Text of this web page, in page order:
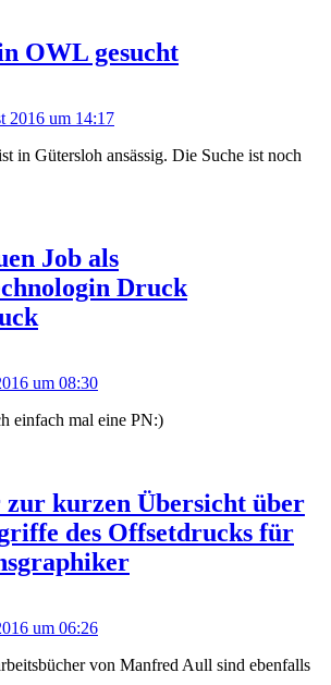
OWL gesucht
2016 um 14:17
in Gütersloh ansässig. Die Suche ist noch
Job als
Druck
um 08:30
einfach mal eine PN:)
kurzen Übersicht über
des Offsetdrucks für
um 06:26
von Manfred Aull sind ebenfalls